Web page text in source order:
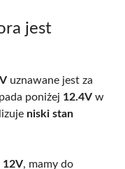
jest
uznawane jest za
poniżej 12.4V w
niski stan
12V, mamy do